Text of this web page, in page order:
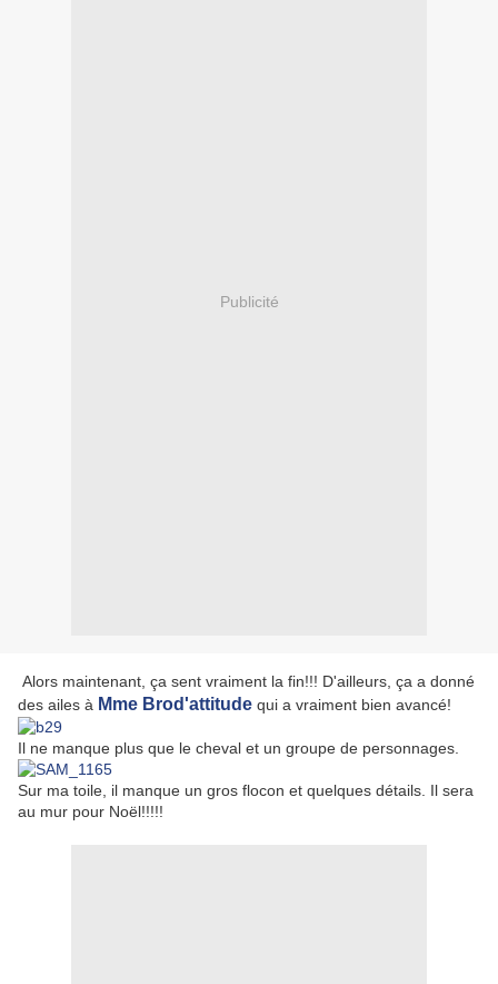
Publicité
Alors maintenant, ça sent vraiment la fin!!! D'ailleurs, ça a donné
des ailes à Mme Brod'attitude qui a vraiment bien avancé!
Il ne manque plus que le cheval et un groupe de personnages.
Sur ma toile, il manque un gros flocon et quelques détails. Il sera
au mur pour Noël!!!!!